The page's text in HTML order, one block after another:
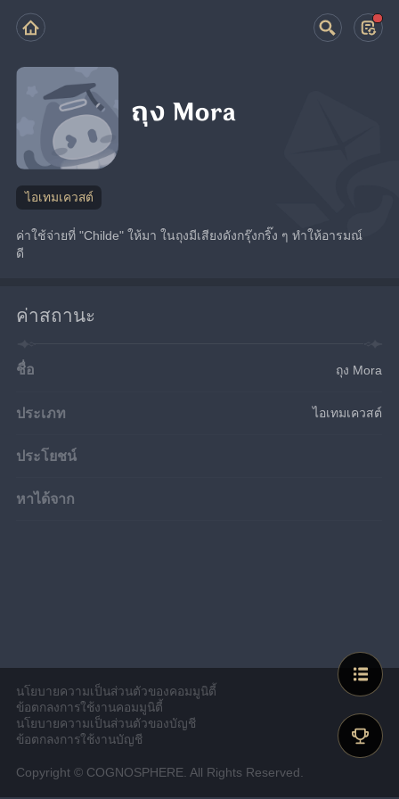
ถุง Mora
ไอเทมเควสต์
ค่าใช้จ่ายที่ "Childe" ให้มา ในถุงมีเสียงดังกรุ๊งกริ๊ง ๆ ทำให้อารมณ์
ดี
ค่าสถานะ
ชื่อ ถุง Mora
ประเภท ไอเทมเควสต์
ประโยชน์
หาได้จาก
นโยบายความเป็นส่วนตัวของคอมมูนิตี้
ข้อตกลงการใช้งานคอมมูนิตี้
นโยบายความเป็นส่วนตัวของบัญชี
ข้อตกลงการใช้งานบัญชี
Copyright © COGNOSPHERE. All Rights Reserved.